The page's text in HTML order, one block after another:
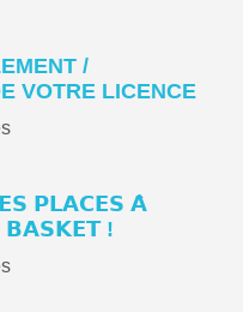
/
VOTRE LICENCE
𝗣𝗟𝗔𝗖𝗘𝗦 𝗔̀
𝗕𝗔𝗦𝗞𝗘𝗧 !